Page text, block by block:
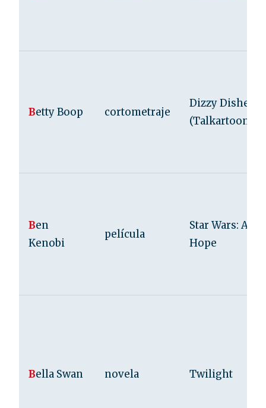
Betty Boop cortometraje
Dizzy Dishes
(Talkartoons)
Ben
Kenobi
película
Star Wars: A
Hope
Bella Swan novela Twilight